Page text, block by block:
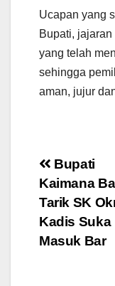
Ucapan yang
Bupati,
yang telah
sehingga
aman, jujur
Post
Bupati
Kaimana
Tarik SK
Kadis Suka
Masuk Bar